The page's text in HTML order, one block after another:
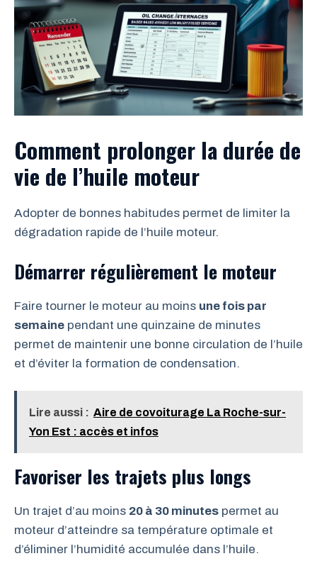
Comment prolonger la durée de
vie de l’huile moteur
Adopter de bonnes habitudes permet de limiter la
dégradation rapide de l’huile moteur.
Démarrer régulièrement le moteur
Faire tourner le moteur au moins une fois par
semaine pendant une quinzaine de minutes
permet de maintenir une bonne circulation de l’huile
et d’éviter la formation de condensation.
Lire aussi : Aire de covoiturage La Roche-sur-
Yon Est : accès et infos
Favoriser les trajets plus longs
Un trajet d’au moins 20 à 30 minutes permet au
moteur d’atteindre sa température optimale et
d’éliminer l’humidité accumulée dans l’huile.